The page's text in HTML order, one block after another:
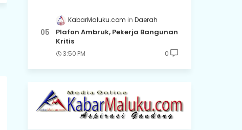
KabarMaluku.com Daerah
Plafon Ambruk, Pekerja Bangunan
Kritis
3:50 PM 0